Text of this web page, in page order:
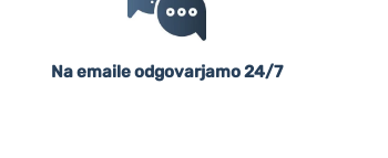
Na emaile odgovarjamo 24/7